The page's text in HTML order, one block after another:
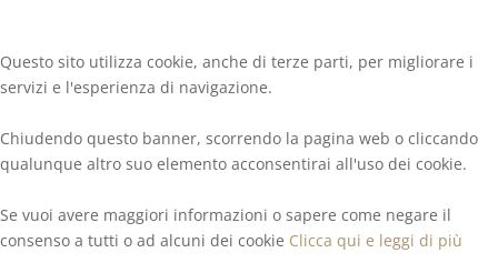
Questo sito utilizza cookie, anche di terze parti, per migliorare i
servizi e l'esperienza di navigazione.
Chiudendo questo banner, scorrendo la pagina web o cliccando
qualunque altro suo elemento acconsentirai all'uso dei cookie.
Se vuoi avere maggiori informazioni o sapere come negare il
consenso a tutti o ad alcuni dei cookie Clicca qui e leggi di più